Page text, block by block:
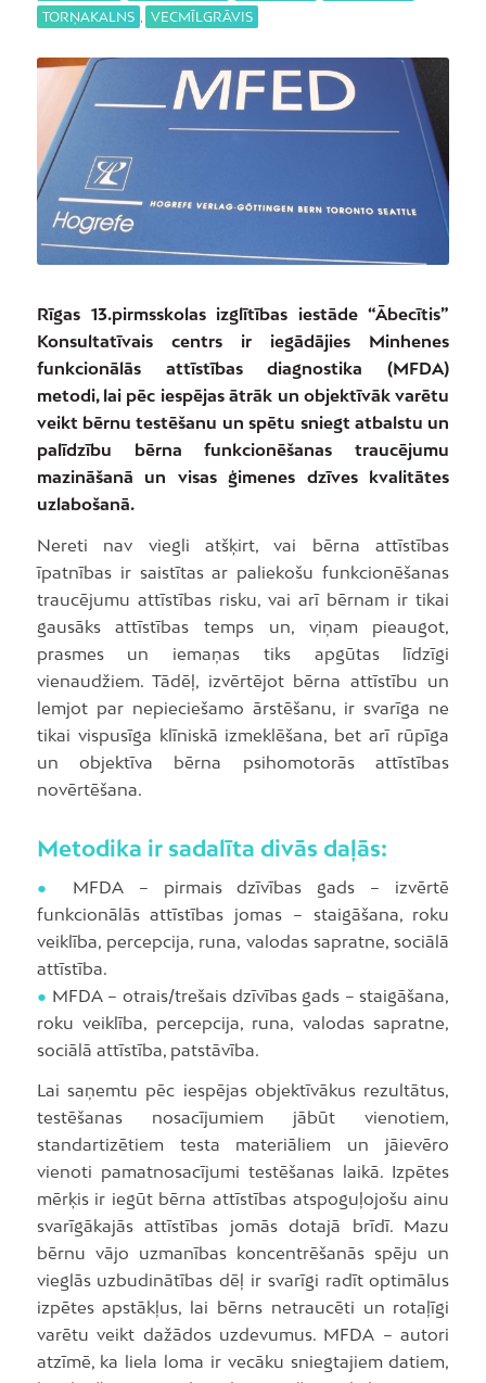
TORŅAKALNS , VECMĪLGRĀVIS
Rīgas 13.pirmsskolas izglītības iestāde “Ābecītis”
Konsultatīvais centrs ir iegādājies Minhenes
funkcionālās attīstības diagnostika (MFDA)
metodi, lai pēc iespējas ātrāk un objektīvāk varētu
veikt bērnu testēšanu un spētu sniegt atbalstu un
palīdzību bērna funkcionēšanas traucējumu
mazināšanā un visas ģimenes dzīves kvalitātes
uzlabošanā.
Nereti nav viegli atšķirt, vai bērna attīstības
īpatnības ir saistītas ar paliekošu funkcionēšanas
traucējumu attīstības risku, vai arī bērnam ir tikai
gausāks attīstības temps un, viņam pieaugot,
prasmes un iemaņas tiks apgūtas līdzīgi
vienaudžiem. Tādēļ, izvērtējot bērna attīstību un
lemjot par nepieciešamo ārstēšanu, ir svarīga ne
tikai vispusīga klīniskā izmeklēšana, bet arī rūpīga
un objektīva bērna psihomotorās attīstības
novērtēšana.
Metodika ir sadalīta divās daļās:
●
MFDA – pirmais dzīvības gads – izvērtē
funkcionālās attīstības jomas – staigāšana, roku
veiklība, percepcija, runa, valodas sapratne, sociālā
attīstība.
● MFDA – otrais/trešais dzīvības gads – staigāšana,
roku veiklība, percepcija, runa, valodas sapratne,
sociālā attīstība, patstāvība.
Lai saņemtu pēc iespējas objektīvākus rezultātus,
testēšanas nosacījumiem jābūt vienotiem,
standartizētiem testa materiāliem un jāievēro
vienoti pamatnosacījumi testēšanas laikā. Izpētes
mērķis ir iegūt bērna attīstības atspoguļojošu ainu
svarīgākajās attīstības jomās dotajā brīdī. Mazu
bērnu vājo uzmanības koncentrēšanās spēju un
vieglās uzbudinātības dēļ ir svarīgi radīt optimālus
izpētes apstākļus, lai bērns netraucēti un rotaļīgi
varētu veikt dažādos uzdevumus. MFDA – autori
atzīmē, ka liela loma ir vecāku sniegtajiem datiem,